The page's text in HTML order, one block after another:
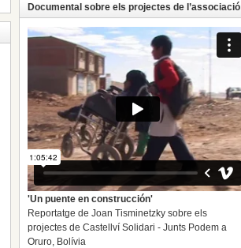
Documental sobre els projectes de l’associació
'Un puente en construcción'
Reportatge de Joan Tisminetzky sobre els
projectes de Castellví Solidari - Junts Podem a
Oruro, Bolívia